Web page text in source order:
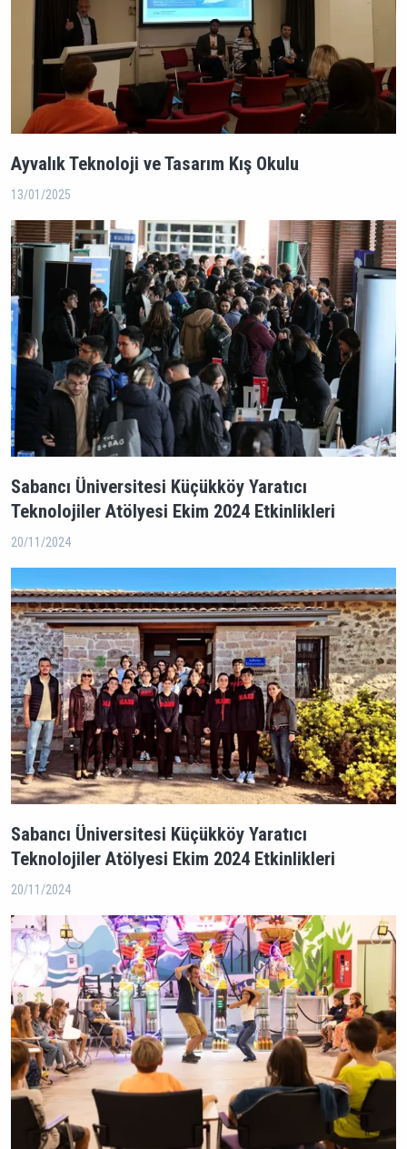
Ayvalık Teknoloji ve Tasarım Kış Okulu
13/01/2025
Sabancı Üniversitesi Küçükköy Yaratıcı
Teknolojiler Atölyesi Ekim 2024 Etkinlikleri
20/11/2024
Sabancı Üniversitesi Küçükköy Yaratıcı
Teknolojiler Atölyesi Ekim 2024 Etkinlikleri
20/11/2024